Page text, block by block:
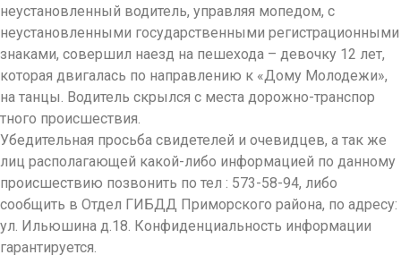
неустановленный водитель, управляя мопедом, с
неустановленными государственными регистрационными
знаками, совершил наезд на пешехода – девочку 12 лет,
которая двигалась по направлению к «Дому Молодежи»,
на танцы. Водитель скрылся с места дорожно-транспор
тного происшествия.
Убедительная просьба свидетелей и очевидцев, а так же
лиц располагающей какой-либо информацией по данному
происшествию позвонить по тел : 573-58-94, либо
сообщить в Отдел ГИБДД Приморского района, по адресу:
ул. Ильюшина д.18. Конфиденциальность информации
гарантируется.